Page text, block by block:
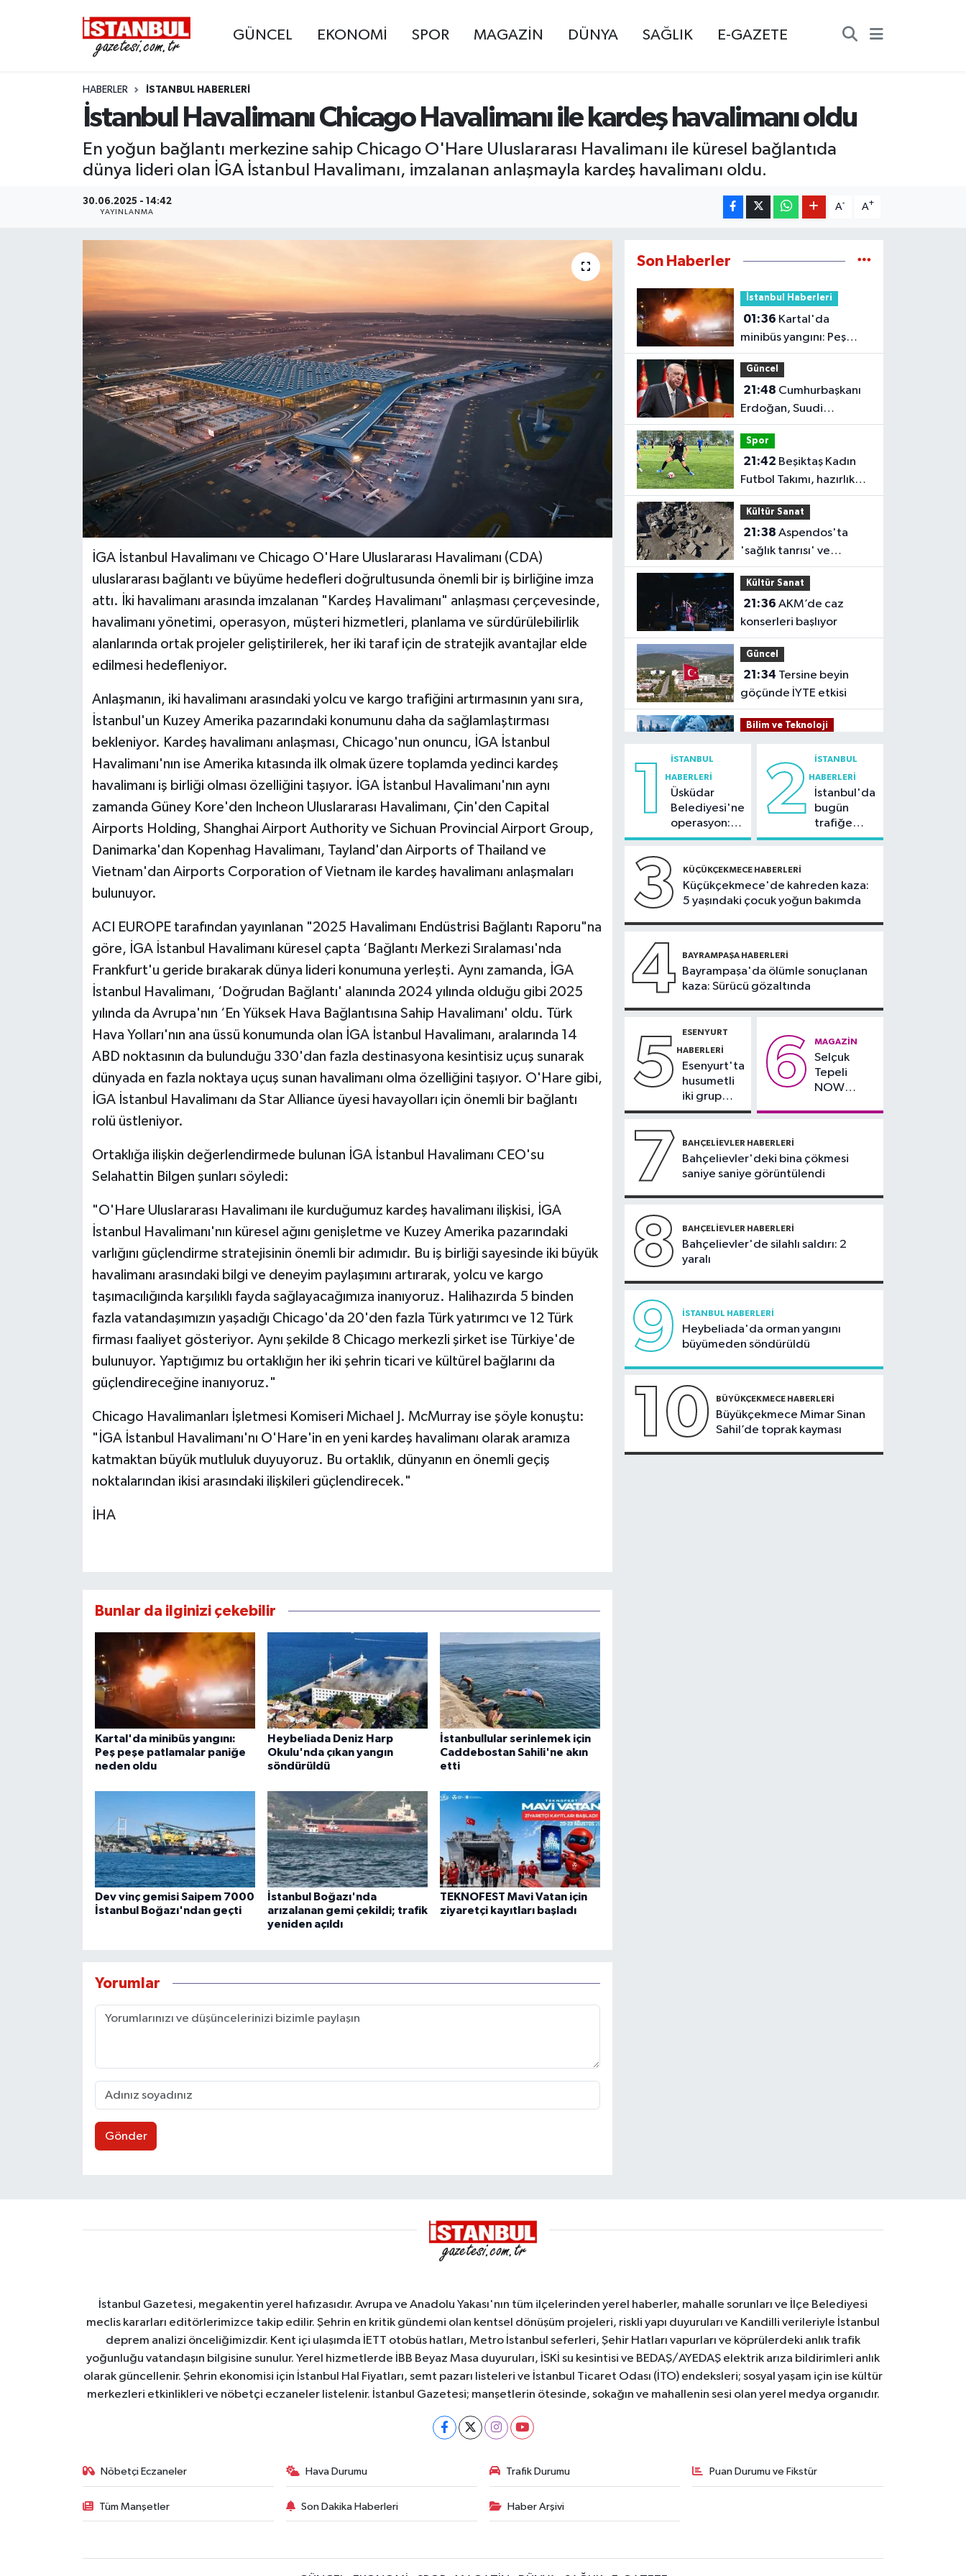
GÜNCEL EKONOMİ SPOR MAGAZİN DÜNYA SAĞLIK E-GAZETE
HABERLER İSTANBUL HABERLERI
İstanbul Havalimanı Chicago Havalimanı ile kardeş havalimanı oldu
En yoğun bağlantı merkezine sahip Chicago O'Hare Uluslararası Havalimanı ile küresel bağlantıda
dünya lideri olan İGA İstanbul Havalimanı, imzalanan anlaşmayla kardeş havalimanı oldu.
30.06.2025 - 14:42
YAYINLANMA
A- A+
İGA İstanbul Havalimanı ve Chicago O'Hare Uluslararası Havalimanı (CDA)
uluslararası bağlantı ve büyüme hedefleri doğrultusunda önemli bir iş birliğine imza
attı. İki havalimanı arasında imzalanan "Kardeş Havalimanı" anlaşması çerçevesinde,
havalimanı yönetimi, operasyon, müşteri hizmetleri, planlama ve sürdürülebilirlik
alanlarında ortak projeler geliştirilerek, her iki taraf için de stratejik avantajlar elde
edilmesi hedefleniyor.
Anlaşmanın, iki havalimanı arasındaki yolcu ve kargo trafiğini artırmasının yanı sıra,
İstanbul'un Kuzey Amerika pazarındaki konumunu daha da sağlamlaştırması
bekleniyor. Kardeş havalimanı anlaşması, Chicago'nun onuncu, İGA İstanbul
Havalimanı'nın ise Amerika kıtasında ilk olmak üzere toplamda yedinci kardeş
havalimanı iş birliği olması özelliğini taşıyor. İGA İstanbul Havalimanı'nın aynı
zamanda Güney Kore'den Incheon Uluslararası Havalimanı, Çin'den Capital
Airports Holding, Shanghai Airport Authority ve Sichuan Provincial Airport Group,
Danimarka'dan Kopenhag Havalimanı, Tayland'dan Airports of Thailand ve
Vietnam'dan Airports Corporation of Vietnam ile kardeş havalimanı anlaşmaları
bulunuyor.
ACI EUROPE tarafından yayınlanan "2025 Havalimanı Endüstrisi Bağlantı Raporu"na
göre, İGA İstanbul Havalimanı küresel çapta ‘Bağlantı Merkezi Sıralaması'nda
Frankfurt'u geride bırakarak dünya lideri konumuna yerleşti. Aynı zamanda, İGA
İstanbul Havalimanı, ‘Doğrudan Bağlantı' alanında 2024 yılında olduğu gibi 2025
yılında da Avrupa'nın ‘En Yüksek Hava Bağlantısına Sahip Havalimanı' oldu. Türk
Hava Yolları'nın ana üssü konumunda olan İGA İstanbul Havalimanı, aralarında 14
ABD noktasının da bulunduğu 330'dan fazla destinasyona kesintisiz uçuş sunarak
dünyada en fazla noktaya uçuş sunan havalimanı olma özelliğini taşıyor. O'Hare gibi,
İGA İstanbul Havalimanı da Star Alliance üyesi havayolları için önemli bir bağlantı
rolü üstleniyor.
Ortaklığa ilişkin değerlendirmede bulunan İGA İstanbul Havalimanı CEO'su
Selahattin Bilgen şunları söyledi:
"O'Hare Uluslararası Havalimanı ile kurduğumuz kardeş havalimanı ilişkisi, İGA
İstanbul Havalimanı'nın küresel ağını genişletme ve Kuzey Amerika pazarındaki
varlığını güçlendirme stratejisinin önemli bir adımıdır. Bu iş birliği sayesinde iki büyük
havalimanı arasındaki bilgi ve deneyim paylaşımını artırarak, yolcu ve kargo
taşımacılığında karşılıklı fayda sağlayacağımıza inanıyoruz. Halihazırda 5 binden
fazla vatandaşımızın yaşadığı Chicago'da 20'den fazla Türk yatırımcı ve 12 Türk
firması faaliyet gösteriyor. Aynı şekilde 8 Chicago merkezli şirket ise Türkiye'de
bulunuyor. Yaptığımız bu ortaklığın her iki şehrin ticari ve kültürel bağlarını da
güçlendireceğine inanıyoruz."
Chicago Havalimanları İşletmesi Komiseri Michael J. McMurray ise şöyle konuştu:
"İGA İstanbul Havalimanı'nı O'Hare'in en yeni kardeş havalimanı olarak aramıza
katmaktan büyük mutluluk duyuyoruz. Bu ortaklık, dünyanın en önemli geçiş
noktalarından ikisi arasındaki ilişkileri güçlendirecek."
İHA
Bunlar da ilginizi çekebilir
Kartal'da minibüs yangını:
Peş peşe patlamalar paniğe
neden oldu
Heybeliada Deniz Harp
Okulu'nda çıkan yangın
söndürüldü
İstanbullular serinlemek için
Caddebostan Sahili'ne akın
etti
Dev vinç gemisi Saipem 7000
İstanbul Boğazı'ndan geçti
İstanbul Boğazı'nda
arızalanan gemi çekildi; trafik
yeniden açıldı
TEKNOFEST Mavi Vatan için
ziyaretçi kayıtları başladı
Yorumlar
Gönder
Son Haberler
İstanbul Haberleri
01:36
minibüs yangını: Peş
peşe patlamalar paniğe
neden oldu
Güncel
21:48
Erdoğan, Suudi
Arabistan'ı ziyaret
edecek
Spor
21:42
Futbol Takımı, hazırlık
maçında FOMGET'i 3-1
mağlup etti
Kültür Sanat
21:38
'sağlık tanrısı' ve
oğlunun heykeli bulundu
Kültür Sanat
21:36
konserleri başlıyor
Güncel
21:34
göçünde İYTE etkisi
Bilim ve Teknoloji
bireylerin oranı yüzde
92,3 oldu
Bilim ve Teknoloji
21:235G abone sayısı
4 ayda 44,5 milyona
Kültür Sanat
21:21Esenler
Belediyesi vatandaşları
yazlık sinemada
21:17"Karaciğerim
yağlı" demeyin,
önlemini alın
1 İSTANBUL
HABERLERI
Üsküdar
Belediyesi'ne
operasyon:
Sinem
tutuklama
talebi
2 İSTANBUL
HABERLERI
İstanbul'da
bugün
trafiğe
dikkat:
bazı yollar
kapatılacak
3 KÜÇÜKÇEKMECE HABERLERI
Küçükçekmece'de kahreden kaza:
5 yaşındaki çocuk yoğun bakımda
4 BAYRAMPAŞA HABERLERI
Bayrampaşa'da ölümle sonuçlanan
kaza: Sürücü gözaltında
5 ESENYURT
HABERLERI
Esenyurt'ta
husumetli
iki grup
arasında
kavga
6 MAGAZIN
Selçuk
Tepeli
NOW
7 BAHÇELIEVLER HABERLERI
Bahçelievler'deki bina çökmesi
saniye saniye görüntülendi
8 BAHÇELIEVLER HABERLERI
Bahçelievler'de silahlı saldırı: 2
yaralı
9 İSTANBUL HABERLERI
Heybeliada'da orman yangını
büyümeden söndürüldü
10 BÜYÜKÇEKMECE HABERLERI
Büyükçekmece Mimar Sinan
Sahil’de toprak kayması
İstanbul Gazetesi, megakentin yerel hafızasıdır. Avrupa ve Anadolu Yakası'nın tüm ilçelerinden yerel haberler, mahalle sorunları ve İlçe Belediyesi
meclis kararları editörlerimizce takip edilir. Şehrin en kritik gündemi olan kentsel dönüşüm projeleri, riskli yapı duyuruları ve Kandilli verileriyle İstanbul
deprem analizi önceliğimizdir. Kent içi ulaşımda İETT otobüs hatları, Metro İstanbul seferleri, Şehir Hatları vapurları ve köprülerdeki anlık trafik
yoğunluğu vatandaşın bilgisine sunulur. Yerel hizmetlerde İBB Beyaz Masa duyuruları, İSKİ su kesintisi ve BEDAŞ/AYEDAŞ elektrik arıza bildirimleri anlık
olarak güncellenir. Şehrin ekonomisi için İstanbul Hal Fiyatları, semt pazarı listeleri ve İstanbul Ticaret Odası (İTO) endeksleri; sosyal yaşam için ise kültür
merkezleri etkinlikleri ve nöbetçi eczaneler listelenir. İstanbul Gazetesi; manşetlerin ötesinde, sokağın ve mahallenin sesi olan yerel medya organıdır.
Nöbetçi Eczaneler Hava Durumu Trafik Durumu Puan Durumu ve Fikstür
Tüm Manşetler Son Dakika Haberleri Haber Arşivi
EKONOMİ
İSTANBUL
MAGAZİN
SAĞLIK
BİLİM VE TEKNOLOJİ
OTOMOBİL
KURUMSAL
Nöbetçi Eczaneler
Hava Durumu
Trafik Durumu
Süper Lig Puan Durumu ve Fikstür
Tüm Manşetler
Son Dakika Haberleri